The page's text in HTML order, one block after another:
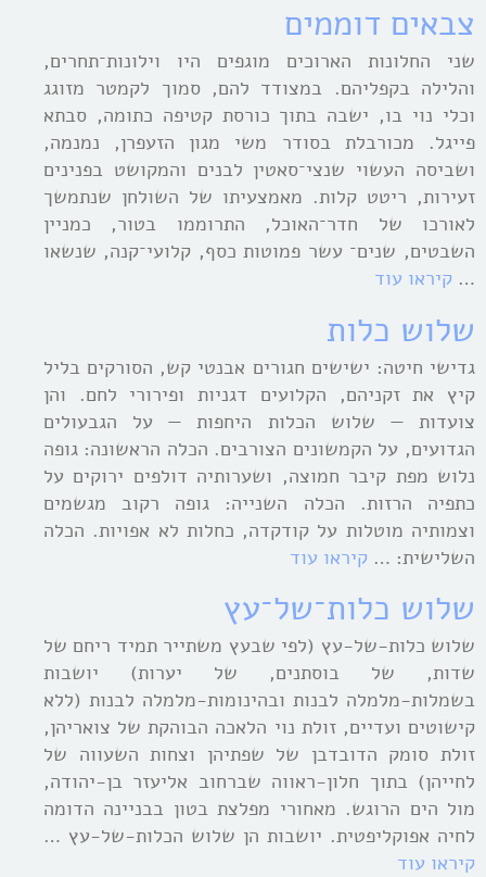
צבאים דוממים
שני החלונות הארוכים מוגפים היו וילונות־תחרים,
והלילה בקפליהם. במצודד להם, סמוך לקמטר מזוגג
וכלי נוי בו, ישבה בתוך כורסת קטיפה כתומה, סבתא
פייגל. מכורבלת בסודר משי מגון הזעפרן, נמנמה,
ושביסה העשוי שנצי־סאטין לבנים והמקושט בפנינים
זעירות, ריטט קלות. מאמצעיתו של השולחן שנתמשך
לאורכו של חדר־האוכל, התרוממו בטור, כמניין
השבטים, שנים־ עשר פמוטות כסף, קלועי־קנה, שנשאו
… קיראו עוד
שלוש כלות
גדישי חיטה: ישישים חגורים אבנטי קש, הסורקים בליל
קיץ את זקניהם, הקלועים דגניות ופירורי לחם. והן
צועדות — שלוש הכלות היחפות — על הגבעולים
הגדועים, על הקמשונים הצורבים. הכלה הראשונה: גופה
נלוש מפת קיבר חמוצה, ושערותיה דולפים ירוקים על
כתפיה הרזות. הכלה השנייה: גופה רקוב מגשמים
וצמותיה מוטלות על קודקדה, כחלות לא אפויות. הכלה
השלישית: … קיראו עוד
שלוש כלות־של־עץ
שלוש כלות-של-עץ (לפי שבעץ משתייר תמיד ריחם של
שדות, של בוסתנים, של יערות) יושבות
בשמלות-מלמלה לבנות ובהינומות-מלמלה לבנות (ללא
קישוטים ועדיים, זולת נוי הלאכה הבוהקת של צואריהן,
זולת סומק הדובדבן של שפתיהן וצחות השעווה של
לחייהן) בתוך חלון-ראווה שברחוב אליעזר בן-יהודה,
מול הים הרוגש. מאחורי מפלצת בטון בבניינה הדומה
לחיה אפוקליפטית. יושבות הן שלוש הכלות-של-עץ …
קיראו עוד